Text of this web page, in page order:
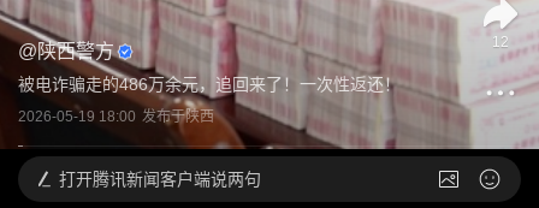
@陕西警方
被电诈骗走的486万余元，追回来了！一次性返还！
2026-05-19 18:00 发布于陕西
12
打开腾讯新闻客户端说两句